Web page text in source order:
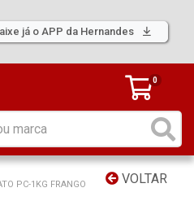
já o APP da Hernandes
0
VOLTAR
PC-1KG FRANGO